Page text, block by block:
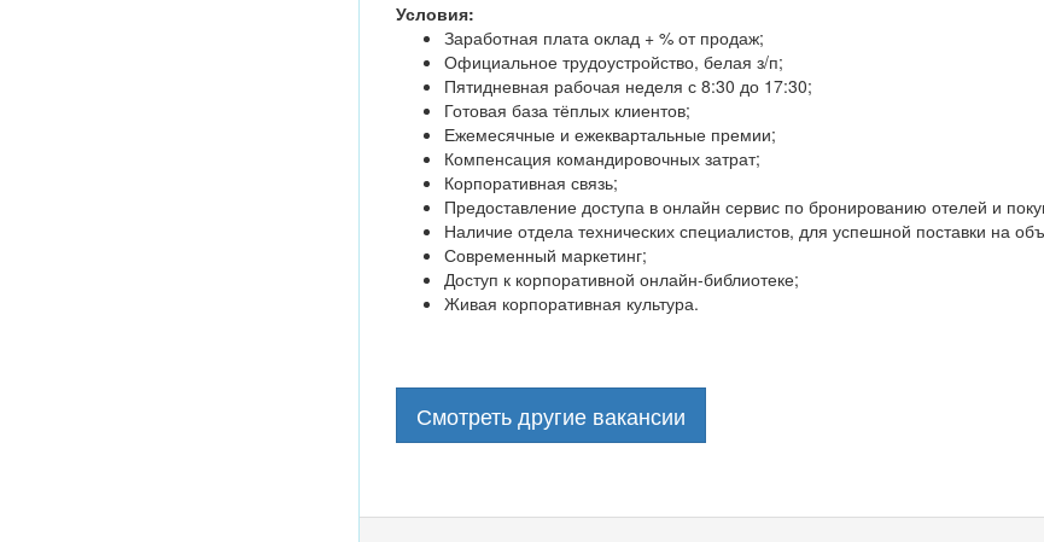
Условия:
Заработная плата оклад + % от продаж;
Официальное трудоустройство, белая з/п;
Пятидневная рабочая неделя с 8:30 до 17:30;
Готовая база тёплых клиентов;
Ежемесячные и ежеквартальные премии;
Компенсация командировочных затрат;
Корпоративная связь;
Предоставление доступа в онлайн сервис по бронированию отелей и
Наличие отдела технических специалистов, для успешной поставки на
Современный маркетинг;
Доступ к корпоративной онлайн-библиотеке;
Живая корпоративная культура.
Смотреть другие вакансии